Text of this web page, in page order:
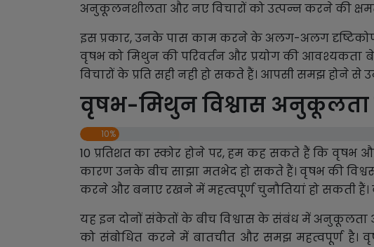
अनुकूलनशीलता और नए विचारों को उत्पन्न करने की
इस प्रकार, उनके पास काम करने के अलग-अलग
वृषभ को मिथुन की परिवर्तन और प्रयोग की आवश्यकता
विचारों के प्रति सही नही हो सकते हैं। आपसी समझ होने
वृषभ-मिथुन विश्वास अनुकूलता
10%
10 प्रतिशत का स्कोर होने पर, हम कह सकते हैं कि वृषभ
कारण उनके बीच साझा मतभेद हो सकते हैं। वृषभ की
करने और बनाए रखने में महत्वपूर्ण चुनौतियां हो सकती
यह इन दोनों संकेतों के बीच विश्वास के संबंध में अनुकूलता
को संबोधित करने में बातचीत और समझ महत्वपूर्ण है।